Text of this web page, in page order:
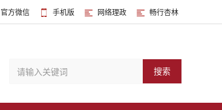
官方微信 手机版 网络理政 畅行杏林
搜索